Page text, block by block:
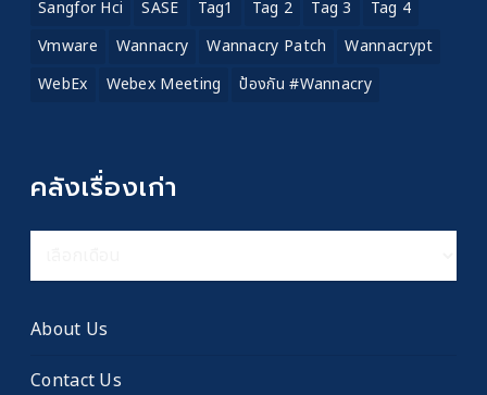
Sangfor Hci
SASE Tag1 Tag 2 Tag 3
Tag 4
Vmware
Wannacry Wannacry Patch
Wannacrypt
WebEx
Webex Meeting ป้องกัน #wannacry
คลังเรื่องเก่า
เรื่อง
About Us
Contact Us